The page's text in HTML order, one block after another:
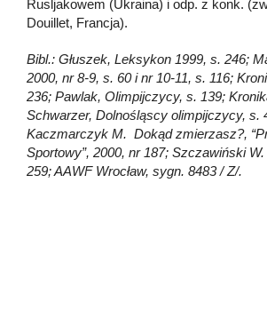
Rusljakowem (Ukraina) i odp. z konk.
Douillet, Francja).
Bibl.: Głuszek, Leksykon 1999, s. 246;
2000, nr 8-9, s. 60 i nr 10-11, s. 116;
236; Pawlak, Olimpijczycy, s. 139;
Schwarzer, Dolnośląscy olimpijczycy, s.
Kaczmarczyk M. Dokąd zmierzasz?,
Sportowy”, 2000, nr 187; Szczawiński W.
259; AAWF Wrocław, sygn. 8483 / Z/.